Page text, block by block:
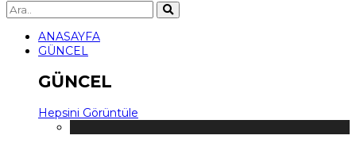
ANASAYFA
GÜNCEL
GÜNCEL
Hepsini Görüntüle